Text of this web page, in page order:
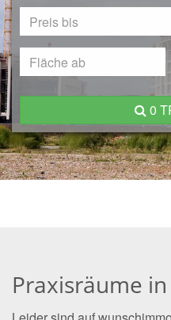
0
Praxisräume